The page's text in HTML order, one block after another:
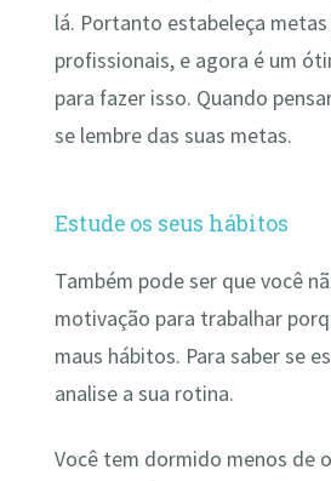
lá. Portanto estabeleça metas
profissionais, e agora é um
para fazer isso. Quando
se lembre das suas metas.
Estude os seus hábitos
Também pode ser que você
motivação para trabalhar
maus hábitos. Para saber se
analise a sua rotina.
Você tem dormido menos de